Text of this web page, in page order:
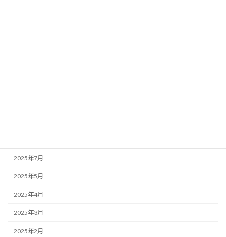
2025年7月
2025年5月
2025年4月
2025年3月
2025年2月